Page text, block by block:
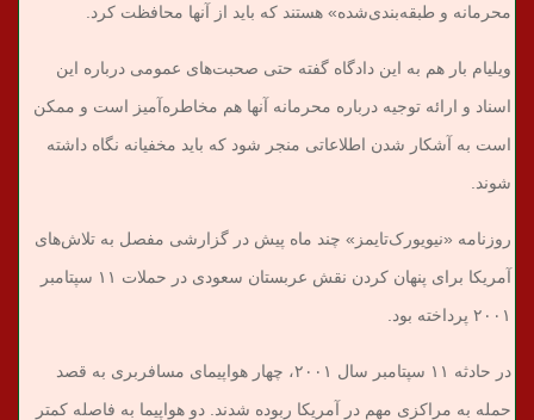
محرمانه و طبقه‌بندی‌شده» هستند که باید از آنها محافظت کرد.
ویلیام بار هم به این دادگاه گفته حتی صحبت‌های عمومی درباره این
اسناد و ارائه توجیه درباره محرمانه آنها هم مخاطره‌آمیز است و ممکن
است به آشکار شدن اطلاعاتی منجر شود که باید مخفیانه نگاه داشته
شوند.
روزنامه «نیویورک‌تایمز» چند ماه پیش در گزارشی مفصل به تلاش‌های
آمریکا برای پنهان‌ کردن نقش عربستان سعودی در حملات ۱۱ سپتامبر
۲۰۰۱ پرداخته بود.
در حادثه ۱۱ سپتامبر سال ۲۰۰۱، چهار هواپیمای مسافربری به قصد
حمله به مراکزی مهم در آمریکا ربوده شدند. دو هواپیما به فاصله کمتر